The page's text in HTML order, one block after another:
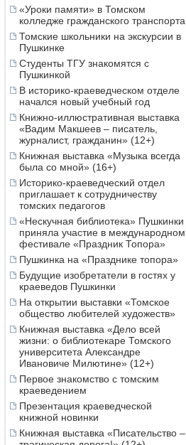
«Уроки памяти» в Томском
колледже гражданского транспорта
Томские школьники на экскурсии в
Пушкинке
Студенты ТГУ знакомятся с
Пушкинкой
В историко-краеведческом отделе
начался новый учебный год
Книжно-иллюстративная выставка
«Вадим Макшеев – писатель,
журналист, гражданин» (12+)
Книжная выставка «Музыка всегда
была со мной» (16+)
Историко-краеведческий отдел
приглашает к сотрудничеству
томских педагогов
«Нескучная библиотека» Пушкинки
приняла участие в международном
фестивале «Праздник Топора»
Пушкинка на «Празднике топора»
Будущие изобретатели в гостях у
краеведов Пушкинки
На открытии выставки «Томское
общество любителей художеств»
Книжная выставка «Дело всей
жизни: о библиотекаре Томского
университета Александре
Ивановиче Милютине» (12+)
Первое знакомство с томским
краеведением
Презентация краеведческой
книжной новинки
Книжная выставка «Писательство –